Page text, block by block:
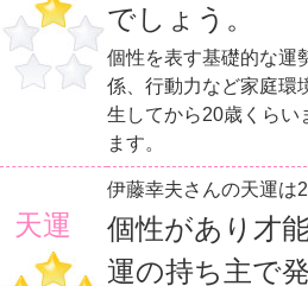
でしょう。
個性を表す基礎的な運
係、行動力など家庭環
生してから20歳くらい
ます。
天運
伊藤幸夫さんの天運は
個性があり才
運の持ち主で